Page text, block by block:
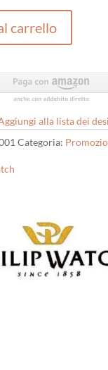
carrello
alla lista dei
Categoria: